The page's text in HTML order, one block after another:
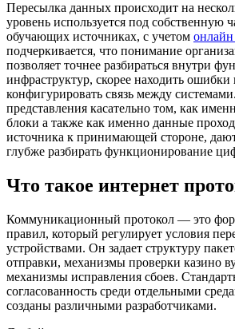
Пересылка данных происходит на
уровень используется под собственную
обучающих источниках, с учетом
подчеркивается, что понимание
позволяет точнее разбираться внутри
инфраструктур, скорее находить
конфигурировать связь между
представления касательно том, как
блоки а также как именно данные
источника к принимающей стороне,
глубже разбирать функционирование
Что такое интернет
Коммуникационный протокол — это
правил, который регулирует условия
устройствами. Он задает структуру
отправки, механизмы проверки казино
механизмы исправления сбоев.
согласованность среди отдельными
созданы различными разработчиками.